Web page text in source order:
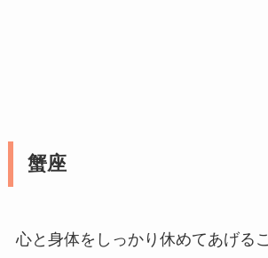
蟹座
心と身体をしっかり休めてあげる